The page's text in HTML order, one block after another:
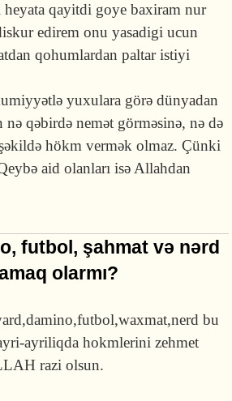
qayitdi goye baxiram nur
edirem onu yasadigi ucun
qohumlardan paltar istiyi
yuxulara görə dünyadan
qəbirdə nemət görməsinə, nə də
hökm vermək olmaz. Çünki
aid olanları isə Allahdan
futbol, şahmat və nərd
olarmı?
bu
ayriliqda hokmlerini zehmet
razi olsun.